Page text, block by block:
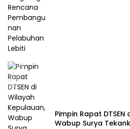
Pimpin Rapat
Wabup Surya